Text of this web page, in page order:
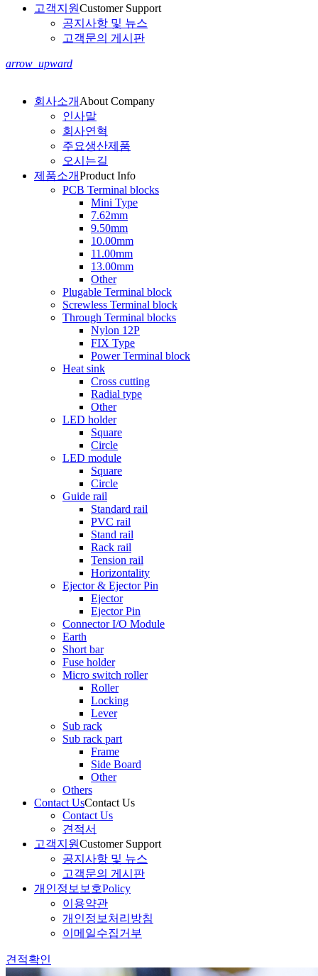
고객지원Customer Support
공지사항 및 뉴스
고객문의 게시판
arrow_upward
회사소개 About Company
인사말
회사연혁
주요생산제품
오시는길
제품소개Product Info
PCB Terminal blocks
Mini Type
7.62mm
9.50mm
10.00mm
11.00mm
13.00mm
Other
Plugable Terminal block
Screwless Terminal block
Through Terminal blocks
Nylon 12P
FIX Type
Power Terminal block
Heat sink
Cross cutting
Radial type
Other
LED holder
Square
Circle
LED module
Square
Circle
Guide rail
Standard rail
PVC rail
Stand rail
Rack rail
Tension rail
Horizontality
Ejector & Ejector Pin
Ejector
Ejector Pin
Connector I/O Module
Earth
Short bar
Fuse holder
Micro switch roller
Roller
Locking
Lever
Sub rack
Sub rack part
Frame
Side Board
Other
Others
Contact UsContact Us
Contact Us
견적서
고객지원Customer Support
공지사항 및 뉴스
고객문의 게시판
개인정보보호Policy
이용약관
개인정보처리방침
이메일수집거부
견적확인